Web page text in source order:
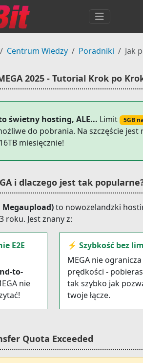
Centrum Wiedzy Poradniki Jak
2025 - Tutorial Krok po
świetny hosting, ALE... Limit 5GB
do pobrania. Na szczęście
miesięcznie!
i dlaczego jest tak
Megaupload)to nowozelandzki
roku. Jest znany z:
E2E
to-
nie
⚡ Szybkość bez
MEGA nie ogranicza
prędkości -
tak szybko jak
twoje łącze.
Quota Exceeded